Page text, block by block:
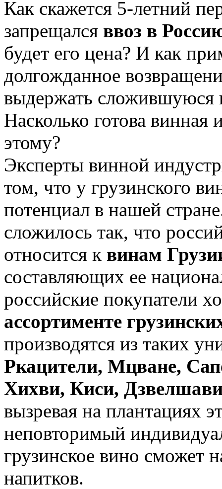
Как скажется 5-летний
запрещался ввоз в
будет его цена? И как
долгожданное
выдержать сложившуюся
Насколько готова винная
этому?
Эксперты винной
том, что у грузинского
потенциал в нашей
сложилось так, что
относится к винам
составляющих ее
российские покупатели
ассортименте
производятся из таких
Ркацители, Мцване,
Хихви, Киси,
вызревая на плантациях
неповторимый
грузинское вино сможет
напитков.